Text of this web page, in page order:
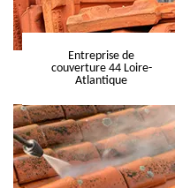
Entreprise de
couverture 44 Loire-
Atlantique